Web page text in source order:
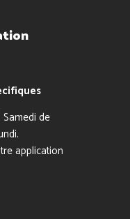
de
application